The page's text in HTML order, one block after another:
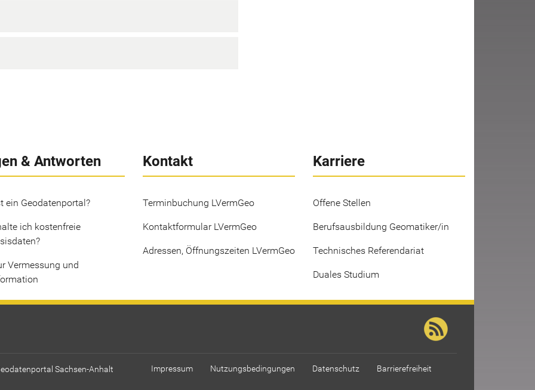
& Antworten
ein Geodatenportal?
ich kostenfreie
Vermessung und
Kontakt
Terminbuchung LVermGeo
Kontaktformular LVermGeo
Adressen, Öffnungszeiten LVermGeo
Karriere
Offene Stellen
Berufsausbildung Geomatiker/in
Technisches Referendariat
Duales Studium
Sachsen-Anhalt Impressum Nutzungsbedingungen Datenschutz Barrierefreiheit